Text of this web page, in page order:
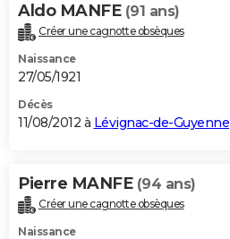
Aldo MANFE (91 ans)
Créer une cagnotte obsèques
Naissance
27/05/1921
Décès
11/08/2012 à Lévignac-de-Guyenne
Pierre MANFE (94 ans)
Créer une cagnotte obsèques
Naissance